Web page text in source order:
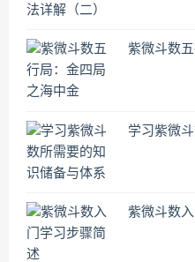
紫微斗数
学习紫微
紫微斗数